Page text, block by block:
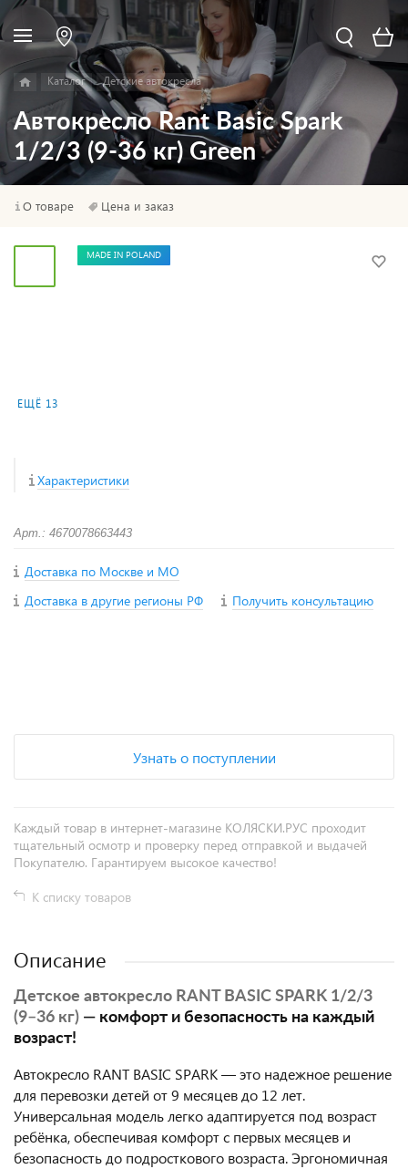
Каталог Детские автокресла
Автокресло Rant Basic Spark
1/2/3 (9-36 кг) Green
О товаре Цена и заказ
ЕЩЁ 13
MADE IN POLAND
Характеристики
Арт.: 4670078663443
Доставка по Москве и МО
Доставка в другие регионы РФ
Получить консультацию
Узнать о поступлении
Каждый товар в интернет-магазине КОЛЯСКИ.РУС проходит
тщательный осмотр и проверку перед отправкой и выдачей
Покупателю. Гарантируем высокое качество!
К списку товаров
Описание
Детское автокресло RANT BASIC SPARK 1/2/3
(9–36 кг) — комфорт и безопасность на каждый
возраст!
Автокресло RANT BASIC SPARK — это надежное решение
для перевозки детей от 9 месяцев до 12 лет.
Универсальная модель легко адаптируется под возраст
ребёнка, обеспечивая комфорт с первых месяцев и
безопасность до подросткового возраста. Эргономичная